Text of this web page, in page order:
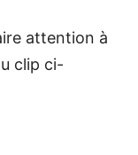
attention à
clip ci-